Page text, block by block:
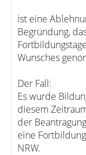
ist eine
Begründung,
Wunsches
Der Fall:
Es wurde
diesem
der
eine
NRW.